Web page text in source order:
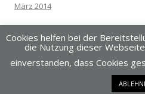
März 2014
Dieses Blog läuft mit WordPress
Cookies helfen bei der
die Nutzung dieser
einverstanden, dass Cookies